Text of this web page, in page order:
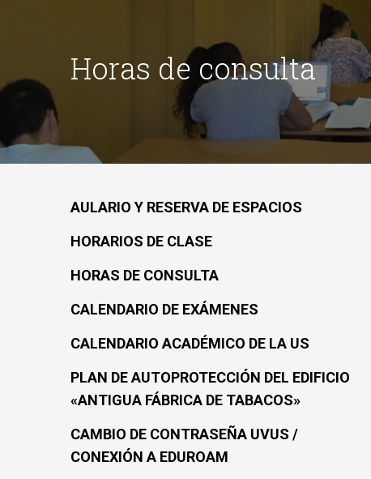
Horas de consulta
AULARIO Y RESERVA DE ESPACIOS
HORARIOS DE CLASE
HORAS DE CONSULTA
CALENDARIO DE EXÁMENES
CALENDARIO ACADÉMICO DE LA US
PLAN DE AUTOPROTECCIÓN DEL EDIFICIO
«ANTIGUA FÁBRICA DE TABACOS»
CAMBIO DE CONTRASEÑA UVUS /
CONEXIÓN A EDUROAM